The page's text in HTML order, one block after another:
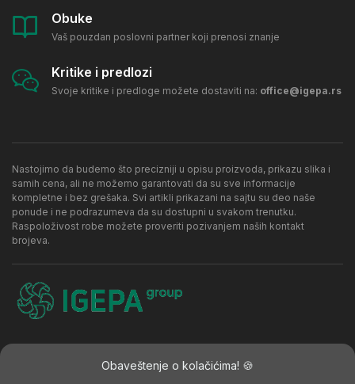
Obuke
Vaš pouzdan poslovni partner koji prenosi znanje
Kritike i predlozi
Svoje kritike i predloge možete dostaviti na: office@igepa.rs
Nastojimo da budemo što precizniji u opisu proizvoda, prikazu slika i
samih cena, ali ne možemo garantovati da su sve informacije
kompletne i bez grešaka. Svi artikli prikazani na sajtu su deo naše
ponude i ne podrazumeva da su dostupni u svakom trenutku.
Raspoloživost robe možete proveriti pozivanjem naših kontakt
brojeva.
Obaveštenje o kolačićima! 🍪